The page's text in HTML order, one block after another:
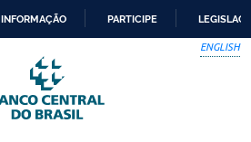
PARA
O
CONTEÚDO
PARTICIPE
ENGLISH